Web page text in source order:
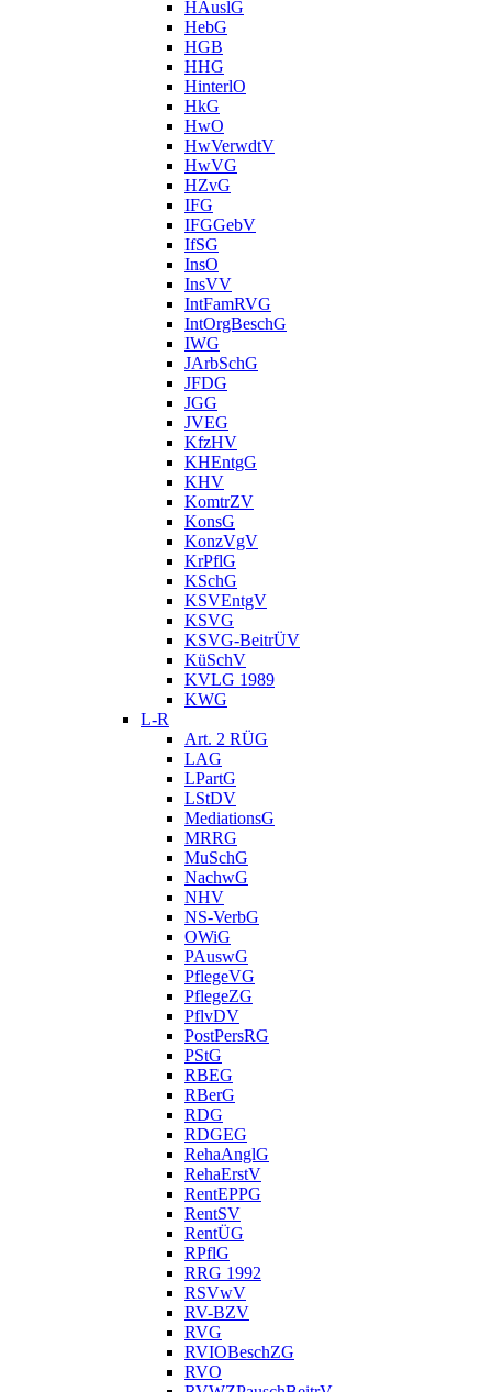
HAuslG
HebG
HGB
HHG
HinterlO
HkG
HwO
HwVerwdtV
HwVG
HZvG
IFG
IFGGebV
IfSG
InsO
InsVV
IntFamRVG
IntOrgBeschG
IWG
JArbSchG
JFDG
JGG
JVEG
KfzHV
KHEntgG
KHV
KomtrZV
KonsG
KonzVgV
KrPflG
KSchG
KSVEntgV
KSVG
KSVG-BeitrÜV
KüSchV
KVLG 1989
KWG
L-R
Art. 2 RÜG
LAG
LPartG
LStDV
MediationsG
MRRG
MuSchG
NachwG
NHV
NS-VerbG
OWiG
PAuswG
PflegeVG
PflegeZG
PflvDV
PostPersRG
PStG
RBEG
RBerG
RDG
RDGEG
RehaAnglG
RehaErstV
RentEPPG
RentSV
RentÜG
RPflG
RRG 1992
RSVwV
RV-BZV
RVG
RVIOBeschZG
RVO